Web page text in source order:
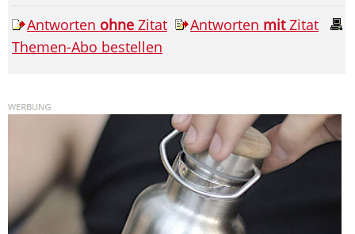
Antworten ohne Zitat Antworten mitZitat
Themen-Abo bestellen